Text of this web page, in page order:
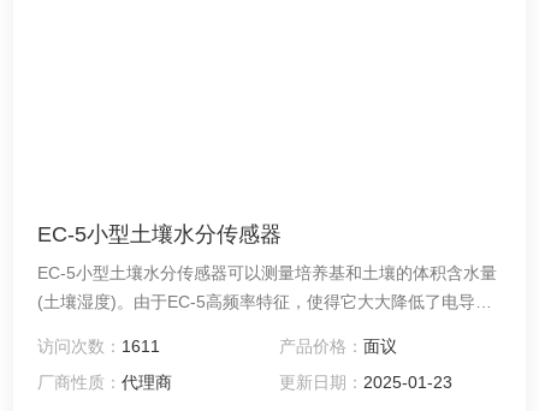
EC-5小型土壤水分传感器
EC-5小型土壤水分传感器可以测量培养基和土壤的体积含水量
(土壤湿度)。由于EC-5高频率特征，使得它大大降低了电导率
类型；高测量频率还提高了传感器的准确度和量程。
访问次数： 1611 产品价格： 面议
厂商性质：代理商 更新日期： 2025-01-23